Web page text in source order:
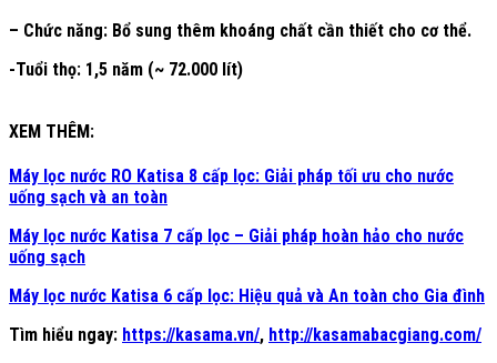
– Chức năng: Bổ sung thêm khoáng chất cần thiết cho cơ thể.
-Tuổi thọ: 1,5 năm (~ 72.000 lít)
XEM THÊM:
Máy lọc nước RO Katisa 8 cấp lọc: Giải pháp tối ưu cho nước
uống sạch và an toàn
Máy lọc nước Katisa 7 cấp lọc – Giải pháp hoàn hảo cho nước
uống sạch
Máy lọc nước Katisa 6 cấp lọc: Hiệu quả và An toàn cho Gia đình
Tìm hiểu ngay: https://kasama.vn/, http://kasamabacgiang.com/